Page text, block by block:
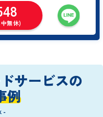
無休)
サービスの
例
-